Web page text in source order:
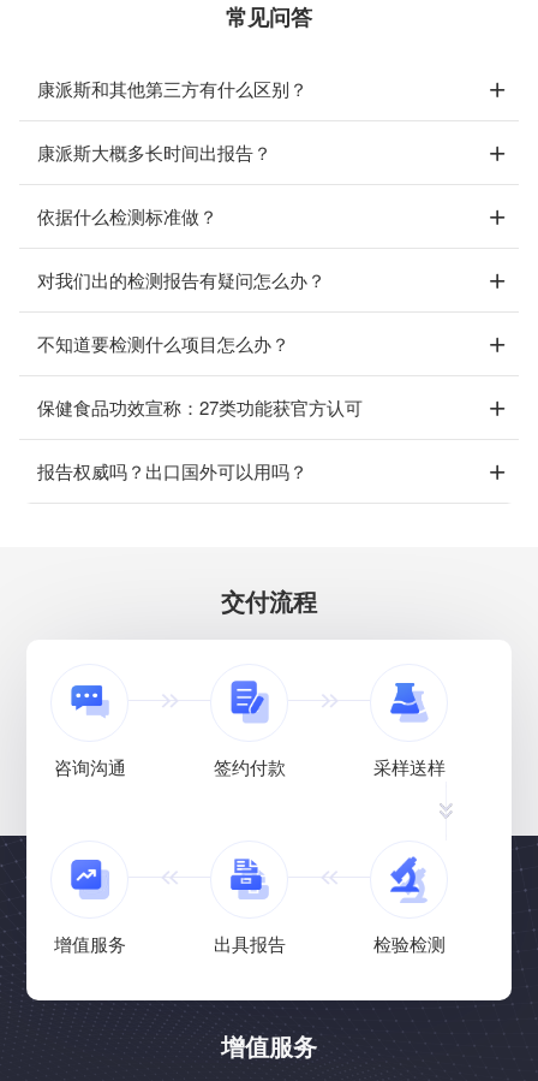
常见问答
康派斯和其他第三方有什么区别？
康派斯大概多长时间出报告？
依据什么检测标准做？
对我们出的检测报告有疑问怎么办？
不知道要检测什么项目怎么办？
保健食品功效宣称：27类功能获官方认可
报告权威吗？出口国外可以用吗？
交付流程
咨询沟通 签约付款 采样送样
增值服务 出具报告 检验检测
增值服务